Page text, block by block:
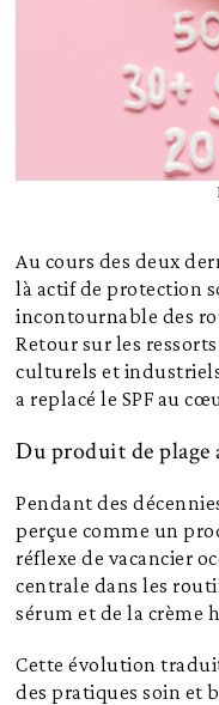
Au cours des deux
là actif de protection
incontournable des
Retour sur les
culturels et
a replacé le SPF au
Du produit de
Pendant des
perçue comme un
réflexe de vacancier
centrale dans les
sérum et de la crème
Cette évolution
des pratiques soin et